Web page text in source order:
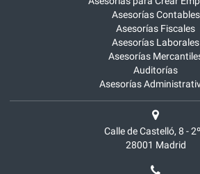
Asesorías Contables
Asesorías Fiscales
Asesorías Laborales
Asesorías
Auditorías
Asesorías
Calle de Castelló, 8 -
28001 Madrid